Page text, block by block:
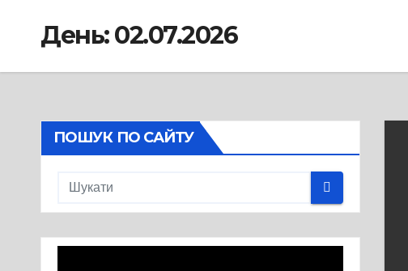
День:02.07.2026
ПОШУК ПО САЙТУ